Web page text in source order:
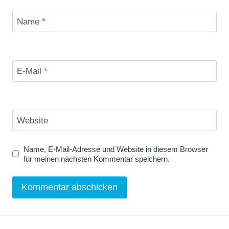
Name *
E-Mail *
Website
Name, E-Mail-Adresse und Website in diesem Browser
für meinen nächsten Kommentar speichern.